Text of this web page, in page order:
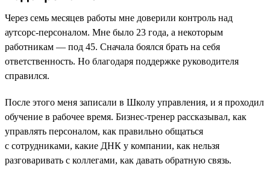
Через семь месяцев работы мне доверили контроль над
аутсорс-персоналом. Мне было 23 года, а некоторым
работникам — под 45. Сначала боялся брать на себя
ответственность. Но благодаря поддержке руководителя
справился.
После этого меня записали в Школу управления, и я проходил
обучение в рабочее время. Бизнес-тренер рассказывал, как
управлять персоналом, как правильно общаться
с сотрудниками, какие ДНК у компании, как нельзя
разговаривать с коллегами, как давать обратную связь.